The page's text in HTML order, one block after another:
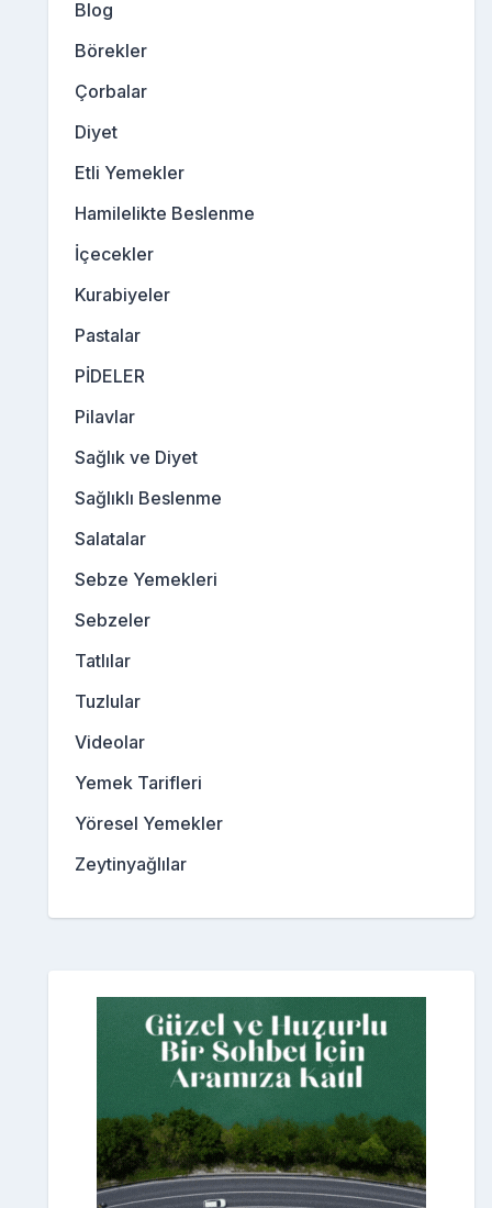
Blog
Börekler
Çorbalar
Diyet
Etli Yemekler
Hamilelikte Beslenme
İçecekler
Kurabiyeler
Pastalar
PİDELER
Pilavlar
Sağlık ve Diyet
Sağlıklı Beslenme
Salatalar
Sebze Yemekleri
Sebzeler
Tatlılar
Tuzlular
Videolar
Yemek Tarifleri
Yöresel Yemekler
Zeytinyağlılar